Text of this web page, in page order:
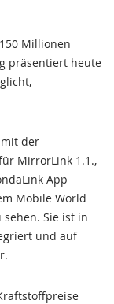
Millionen
präsentiert heute
der
MirrorLink 1.1.,
App
Mobile World
sehen. Sie ist in
und auf